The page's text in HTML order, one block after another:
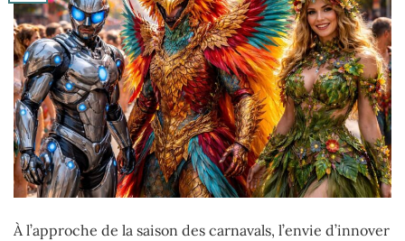
À l’approche de la saison des carnavals, l’envie d’innover